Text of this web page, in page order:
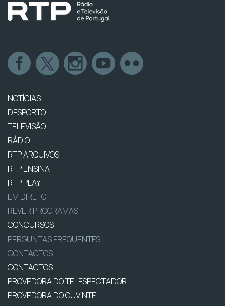
NOTÍCIAS
DESPORTO
TELEVISÃO
RÁDIO
RTP ARQUIVOS
RTP ENSINA
RTP PLAY
EM DIRETO
REVER PROGRAMAS
CONCURSOS
PERGUNTAS FREQUENTES
CONTACTOS
CONTACTOS
PROVEDORA DO TELESPECTADOR
PROVEDORA DO OUVINTE